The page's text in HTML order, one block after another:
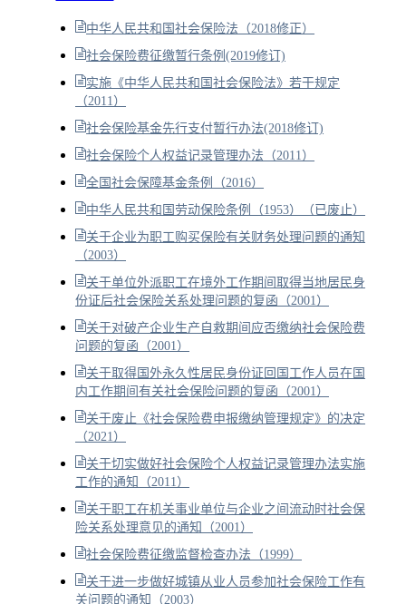
中华人民共和国社会保险法（2018修正）
社会保险费征缴暂行条例(2019修订)
实施《中华人民共和国社会保险法》若干规定
（2011）
社会保险基金先行支付暂行办法(2018修订)
社会保险个人权益记录管理办法（2011）
全国社会保障基金条例（2016）
中华人民共和国劳动保险条例（1953）（已废止）
关于企业为职工购买保险有关财务处理问题的通知
（2003）
关于单位外派职工在境外工作期间取得当地居民身
份证后社会保险关系处理问题的复函（2001）
关于对破产企业生产自救期间应否缴纳社会保险费
问题的复函（2001）
关于取得国外永久性居民身份证回国工作人员在国
内工作期间有关社会保险问题的复函（2001）
关于废止《社会保险费申报缴纳管理规定》的决定
（2021）
关于切实做好社会保险个人权益记录管理办法实施
工作的通知（2011）
关于职工在机关事业单位与企业之间流动时社会保
险关系处理意见的通知（2001）
社会保险费征缴监督检查办法（1999）
关于进一步做好城镇从业人员参加社会保险工作有
关问题的通知（2003）